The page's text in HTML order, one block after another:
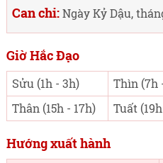
Can chi:Ngày Kỷ Dậu,
Giờ Hắc Đạo
Sửu (1h - 3h) Thìn (7h
Thân (15h - 17h)
Tuất
Hướng xuất hành